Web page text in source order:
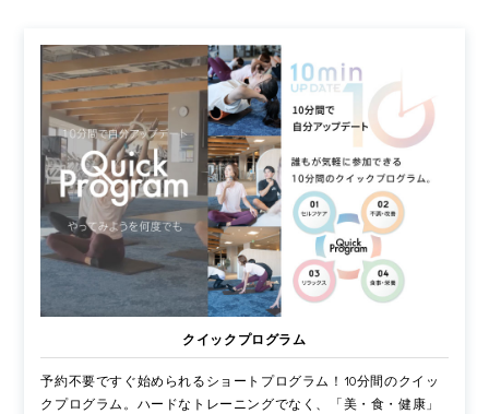
クイックプログラム
予約不要ですぐ始められるショートプログラム！10分間のクイッ
クプログラム。ハードなトレーニングでなく、「美・食・健康」